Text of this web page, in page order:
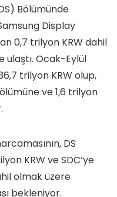
Bölümünde
Display
0,7 trilyon KRW dahil
ulaştı. Ocak-Eylül
trilyon KRW olup,
ve 1,6 trilyon
DS
KRW ve SDC’ye
olmak üzere
bekleniyor.